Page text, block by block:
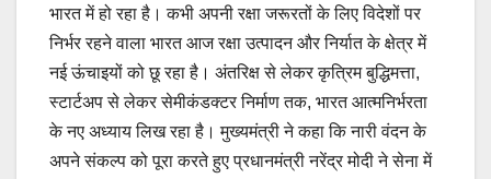
भारत में हो रहा है। कभी अपनी रक्षा जरूरतों के लिए विदेशों पर
निर्भर रहने वाला भारत आज रक्षा उत्पादन और निर्यात के क्षेत्र में
नई ऊंचाइयों को छू रहा है। अंतरिक्ष से लेकर कृत्रिम बुद्धिमत्ता,
स्टार्टअप से लेकर सेमीकंडक्टर निर्माण तक, भारत आत्मनिर्भरता
के नए अध्याय लिख रहा है। मुख्यमंत्री ने कहा कि नारी वंदन के
अपने संकल्प को पूरा करते हुए प्रधानमंत्री नरेंद्र मोदी ने सेना में